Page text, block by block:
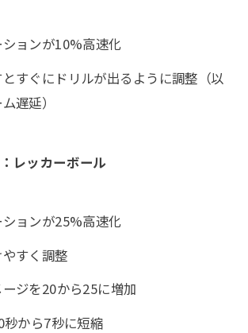
ョンが10%高速化
すぐにドリルが出るように調整（以
遅延）
レッカーボール
ョンが25%高速化
すく調整
ジを20から25に増加
から7秒に短縮